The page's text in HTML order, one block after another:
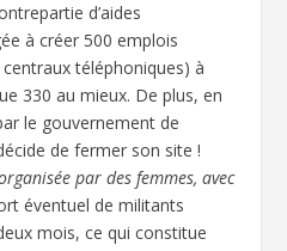
d’aides
à créer 500 emplois
téléphoniques) à
330 au mieux. De plus, en
le gouvernement de
de fermer son site !
par des femmes, avec
éventuel de militants
mois, ce qui constitue